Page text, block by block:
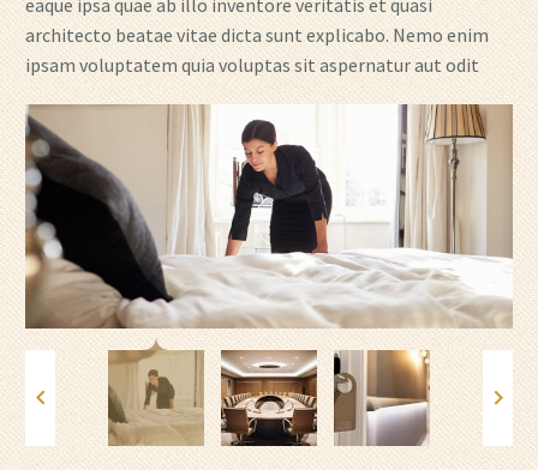
architecto beatae vitae dicta sunt explicabo. Nemo enim
ipsam voluptatem quia voluptas sit aspernatur aut odit